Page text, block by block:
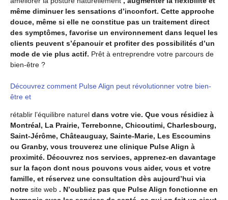
même diminuer les sensations d’inconfort. Cette approche
douce, même si elle ne constitue pas un traitement direct
des symptômes, favorise un environnement dans lequel les
clients peuvent s’épanouir et profiter des possibilités d’un
mode de vie plus actif. Prêt à entreprendre votre parcours de
bien-être ?
Découvrez comment Pulse Align peut révolutionner votre bien-
être et
rétablir l’équilibre naturel dans votre vie. Que vous résidiez à
Montréal, La Prairie, Terrebonne, Chicoutimi, Charlesbourg,
Saint-Jérôme, Châteauguay, Sainte-Marie, Les Escoumins
ou Granby, vous trouverez une clinique Pulse Align à
proximité. Découvrez nos services, apprenez-en davantage
sur la façon dont nous pouvons vous aider, vous et votre
famille, et réservez une consultation dès aujourd’hui via
notre site web . N’oubliez pas que Pulse Align fonctionne en